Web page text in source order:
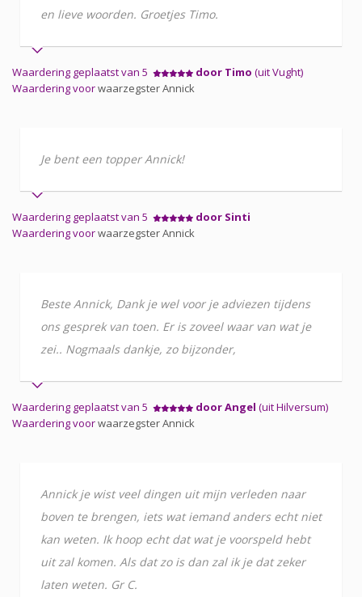
en lieve woorden. Groetjes Timo.
Waardering geplaatst van 5 door Timo (uit Vught)
Waardering voorwaarzegster Annick
Je bent een topper Annick!
Waardering geplaatst van 5
door Sinti
Waardering voorwaarzegster Annick
Beste Annick, Dank je wel voor je adviezen tijdens
ons gesprek van toen. Er is zoveel waar van wat je
zei.. Nogmaals dankje, zo bijzonder,
Waardering geplaatst van 5 door Angel (uit Hilversum)
Waardering voorwaarzegster Annick
Annick je wist veel dingen uit mijn verleden naar
boven te brengen, iets wat iemand anders echt niet
kan weten. Ik hoop echt dat wat je voorspeld hebt
uit zal komen. Als dat zo is dan zal ik je dat zeker
laten weten. Gr C.